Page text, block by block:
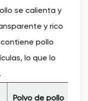
se calienta y
y rico
pollo
lo que lo
Polvo de pollo